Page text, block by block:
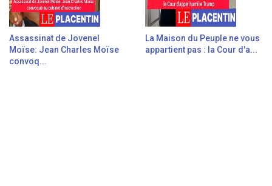
Assassinat de Jovenel
Moïse: Jean Charles Moïse
convoq...
La Maison du Peuple ne vous
appartient pas : la Cour d'a...